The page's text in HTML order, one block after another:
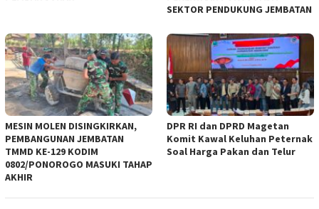
SEKTOR PENDUKUNG JEMBATAN
MESIN MOLEN DISINGKIRKAN,
PEMBANGUNAN JEMBATAN
TMMD KE-129 KODIM
0802/PONOROGO MASUKI TAHAP
AKHIR
DPR RI dan DPRD Magetan
Komit Kawal Keluhan Peternak
Soal Harga Pakan dan Telur